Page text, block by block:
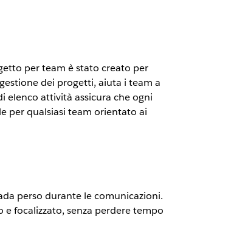
per team è stato creato per
dei progetti, aiuta i team a
elenco attività assicura che ogni
per qualsiasi team orientato ai
perso durante le comunicazioni.
focalizzato, senza perdere tempo